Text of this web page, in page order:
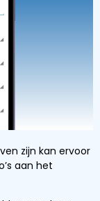
zijn kan ervoor
aan het